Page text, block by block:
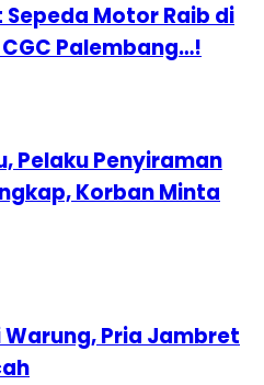
Sepeda Motor Raib di
Palembang…!
Pelaku Penyiraman
Korban Minta
Pria Jambret